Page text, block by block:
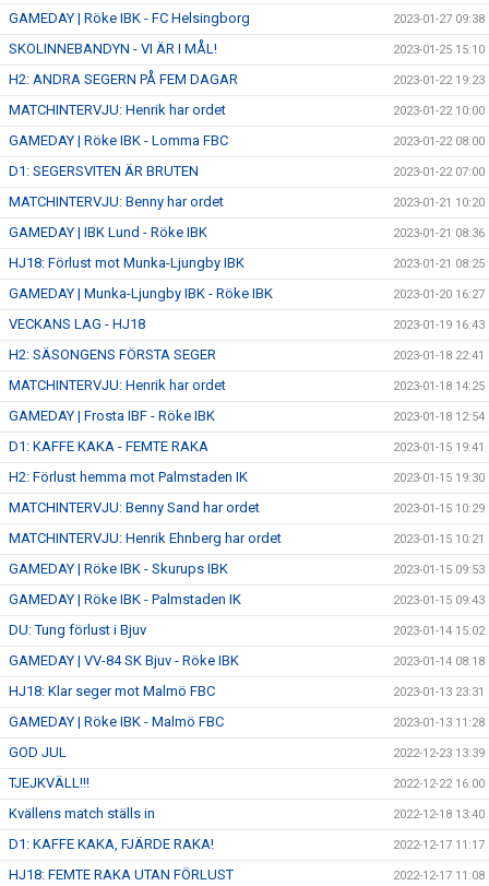
GAMEDAY | Röke IBK - FC Helsingborg 2023-01-27 09:38
SKOLINNEBANDYN - VI ÄR I MÅL! 2023-01-25 15:10
H2: ANDRA SEGERN PÅ FEM DAGAR 2023-01-22 19:23
MATCHINTERVJU: Henrik har ordet 2023-01-22 10:00
GAMEDAY | Röke IBK - Lomma FBC 2023-01-22 08:00
D1: SEGERSVITEN ÄR BRUTEN 2023-01-22 07:00
MATCHINTERVJU: Benny har ordet 2023-01-21 10:20
GAMEDAY | IBK Lund - Röke IBK 2023-01-21 08:36
HJ18: Förlust mot Munka-Ljungby IBK 2023-01-21 08:25
GAMEDAY | Munka-Ljungby IBK - Röke IBK 2023-01-20 16:27
VECKANS LAG - HJ18 2023-01-19 16:43
H2: SÄSONGENS FÖRSTA SEGER 2023-01-18 22:41
MATCHINTERVJU: Henrik har ordet 2023-01-18 14:25
GAMEDAY | Frosta IBF - Röke IBK 2023-01-18 12:54
D1: KAFFE KAKA - FEMTE RAKA 2023-01-15 19:41
H2: Förlust hemma mot Palmstaden IK 2023-01-15 19:30
MATCHINTERVJU: Benny Sand har ordet 2023-01-15 10:29
MATCHINTERVJU: Henrik Ehnberg har ordet 2023-01-15 10:21
GAMEDAY | Röke IBK - Skurups IBK 2023-01-15 09:53
GAMEDAY | Röke IBK - Palmstaden IK 2023-01-15 09:43
DU: Tung förlust i Bjuv 2023-01-14 15:02
GAMEDAY | VV-84 SK Bjuv - Röke IBK 2023-01-14 08:18
HJ18: Klar seger mot Malmö FBC 2023-01-13 23:31
GAMEDAY | Röke IBK - Malmö FBC 2023-01-13 11:28
GOD JUL 2022-12-23 13:39
TJEJKVÄLL!!! 2022-12-22 16:00
Kvällens match ställs in 2022-12-18 13:40
D1: KAFFE KAKA, FJÄRDE RAKA! 2022-12-17 11:17
HJ18: FEMTE RAKA UTAN FÖRLUST 2022-12-17 11:08